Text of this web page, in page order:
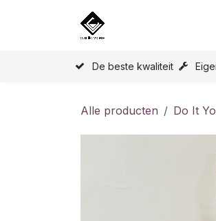
De beste kwaliteit
Alle producten Do It